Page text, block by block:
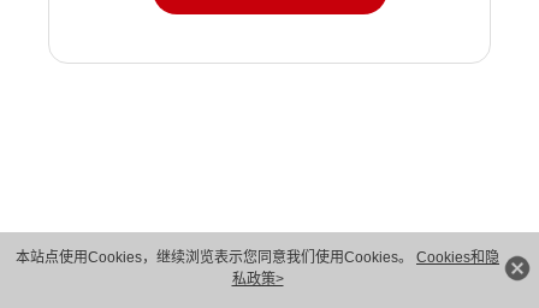
本站点使用Cookies，继续浏览表示您同意我们使用Cookies。 Cookies和隐
私政策>
版权所有 © 华为技术有限公司 1998-2026。 保留一切权利。粤A2-20044005号
隐私保护
法律声明